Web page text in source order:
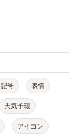
記号 表情
天気予報
アイコン